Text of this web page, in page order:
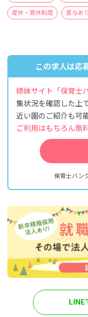
産休・育休制度 賞与あり
この求人は応
姉妹サイト「保育士
集状況を確認した上
近い園のご紹介も可能
ご利用はもちろん無
保育士バン
LINE